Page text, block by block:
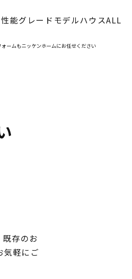
能グレード モデルハウスALL
ームもニッケンホームにお任せください
存のお
気軽にご